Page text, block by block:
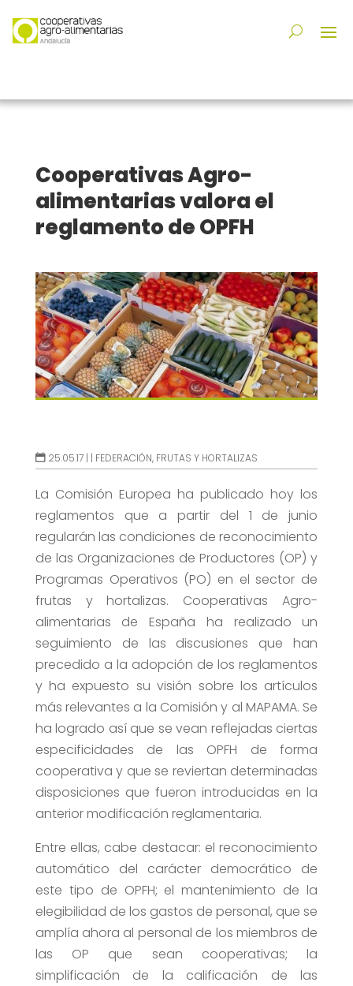
Cooperativas Agro-
alimentarias valora el
reglamento de OPFH
25.05.17 | | FEDERACIÓN, FRUTAS Y HORTALIZAS
La Comisión Europea ha publicado hoy los
reglamentos que a partir del 1 de junio
regularán las condiciones de reconocimiento
de las Organizaciones de Productores (OP) y
Programas Operativos (PO) en el sector de
frutas y hortalizas. Cooperativas Agro-
alimentarias de España ha realizado un
seguimiento de las discusiones que han
precedido a la adopción de los reglamentos
y ha expuesto su visión sobre los artículos
más relevantes a la Comisión y al MAPAMA. Se
ha logrado así que se vean reflejadas ciertas
especificidades de las OPFH de forma
cooperativa y que se reviertan determinadas
disposiciones que fueron introducidas en la
anterior modificación reglamentaria.
Entre ellas, cabe destacar: el reconocimiento
automático del carácter democrático de
este tipo de OPFH; el mantenimiento de la
elegibilidad de los gastos de personal, que se
amplía ahora al personal de los miembros de
las OP que sean cooperativas; la
simplificación de la calificación de las